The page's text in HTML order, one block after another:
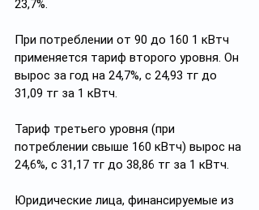
23,7%.
При потреблении от 90 до 160 1 кВтч
применяется тариф второго уровня. Он
вырос за год на 24,7%, с 24,93 тг до
31,09 тг за 1 кВтч.
Тариф третьего уровня (при
потреблении свыше 160 кВтч) вырос на
24,6%, с 31,17 тг до 38,86 тг за 1 кВтч.
Юридические лица, финансируемые из